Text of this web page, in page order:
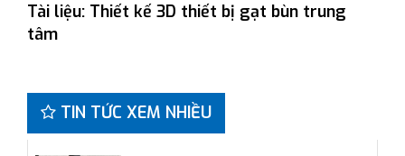
Tài liệu: Thiết kế 3D thiết bị gạt bùn trung
tâm
TIN TỨC XEM NHIỀU